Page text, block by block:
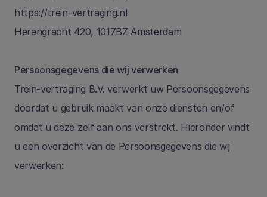
https://trein-vertraging.nl
Herengracht 420, 1017BZ Amsterdam
Persoonsgegevens die wij verwerken
Trein-vertraging B.V. verwerkt uw Persoonsgegevens
doordat u gebruik maakt van onze diensten en/of
omdat u deze zelf aan ons verstrekt. Hieronder vindt
u een overzicht van de Persoonsgegevens die wij
verwerken: